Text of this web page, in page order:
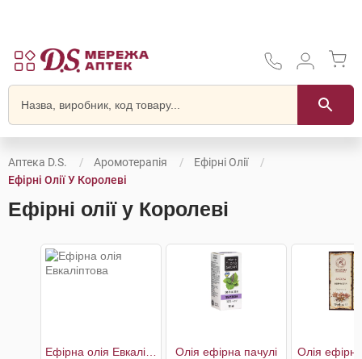
Аптека D.S. Аромотерапія
Ефірні Олії
Ефірні Олії У Королеві
Ефірні олії у Королеві
Олія eфірна пачулі Олія